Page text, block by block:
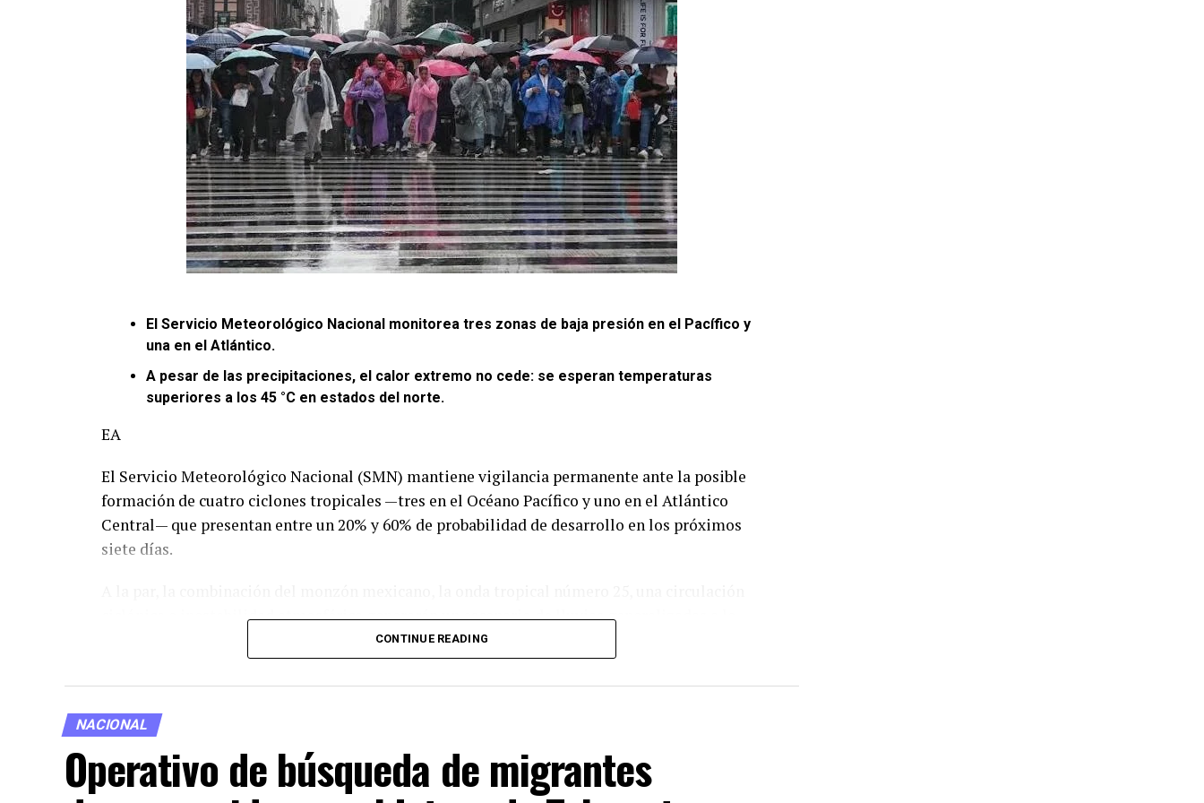
La FGR catalogó esta operación como una de las redes de contrabando de combustible más
grandes detectadas, estimando las pérdidas para la hacienda pública en más de 4 millones de
pesos. La detenida fue puesta a disposición del juez de la causa para definir su situación
El Servicio Meteorológico Nacional monitorea tres zonas de baja presión en el Pacífico y
una en el Atlántico.
A pesar de las precipitaciones, el calor extremo no cede: se esperan temperaturas
superiores a los 45 °C en estados del norte.
EA
El Servicio Meteorológico Nacional (SMN) mantiene vigilancia permanente ante la posible
formación de cuatro ciclones tropicales —tres en el Océano Pacífico y uno en el Atlántico
Central— que presentan entre un 20% y 60% de probabilidad de desarrollo en los próximos
siete días.
ciclónica e inestabilidad atmosférica generarán un escenario de lluvias generalizadas a lo
Lluvias intensas:Sinaloa (norte, centro y sur) y Nayarit (sur).
Lluvias muy fuertes:
Veracruz y Oaxaca.
Chubascos con lluvias fuertes:Ciudad de México, Puebla, Guerrero, Chiapas, Tamaulipas, Nuevo
León, Coahuila, Zacatecas, San Luis Potosí, Colima, Tabasco y Yucatán.
CONTINUE READING
NACIONAL
Operativo de búsqueda de migrantes